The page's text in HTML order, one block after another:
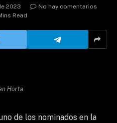
2023
No hay comentarios
Read
Horta
de los nominados en la